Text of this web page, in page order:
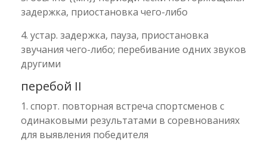
задержка, приостановка чего-либо
4. устар. задержка, пауза, приостановка
звучания чего-либо; перебивание одних звуков
другими
перебой II
1. спорт. повторная встреча спортсменов с
одинаковыми результатами в соревнованиях
для выявления победителя